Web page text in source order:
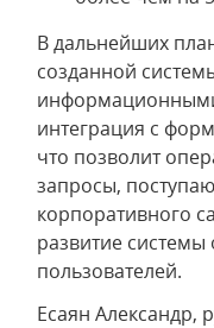
В дальнейших
созданной
интеграция с
что позволит
запросы,
корпоративного
развитие системы
пользователей.
Есаян Александр,